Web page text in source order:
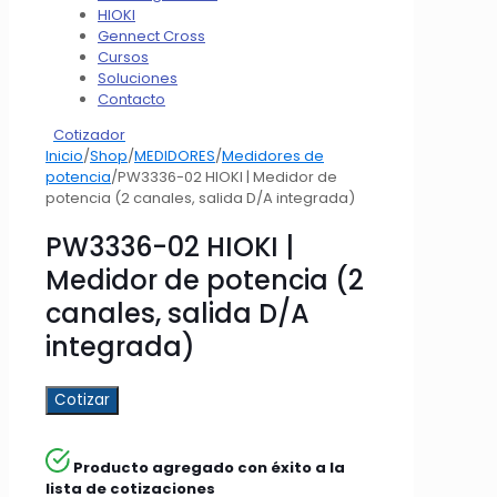
HIOKI
Gennect Cross
Cursos
Soluciones
Contacto
Cotizador
Inicio/Shop/MEDIDORES/Medidores de
potencia/PW3336-02 HIOKI | Medidor de
potencia (2 canales, salida D/A integrada)
PW3336-02 HIOKI |
Medidor de potencia (2
canales, salida D/A
integrada)
Cotizar
Producto agregado con éxito a la
lista de cotizaciones